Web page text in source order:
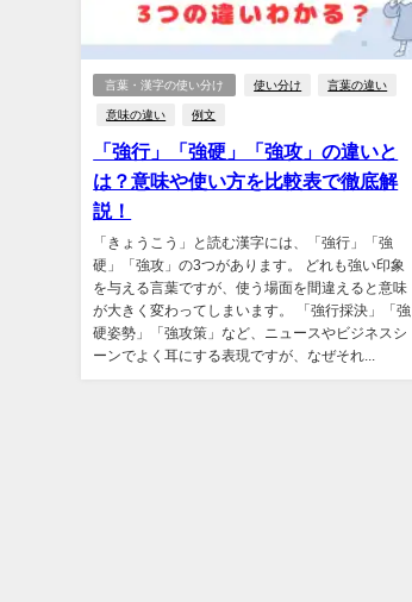
言葉・漢字の使い分け 使い分け 言葉の違い
意味の違い 例文
「強行」「強硬」「強攻」の違いと
は？意味や使い方を比較表で徹底解
説！
「きょうこう」と読む漢字には、「強行」「強
硬」「強攻」の3つがあります。 どれも強い印象
を与える言葉ですが、使う場面を間違えると意味
が大きく変わってしまいます。 「強行採決」「強
硬姿勢」「強攻策」など、ニュースやビジネスシ
ーンでよく耳にする表現ですが、なぜそれ...